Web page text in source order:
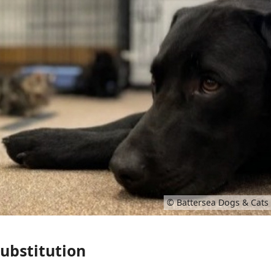
© Battersea Dogs & Cats